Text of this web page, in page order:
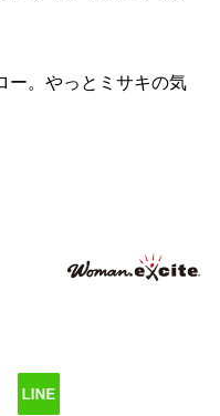
ー。やっとミサキの気